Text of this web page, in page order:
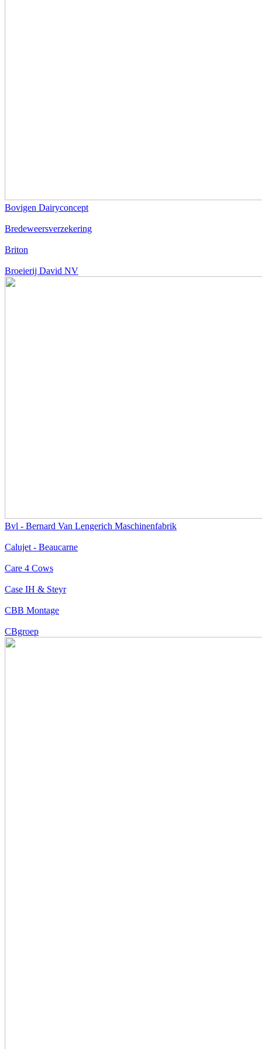
Bovigen Dairyconcept
Bredeweersverzekering
Briton
Broeierij David NV
Bvl - Bernard Van Lengerich Maschinenfabrik
Calujet - Beaucarne
Care 4 Cows
Case IH & Steyr
CBB Montage
CBgroep